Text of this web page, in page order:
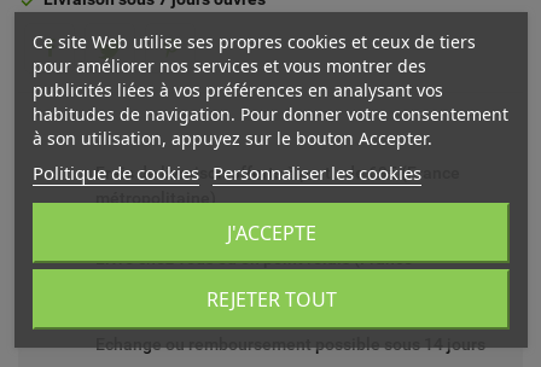
Frais de livraison offerts à partir de 69€ (France
métropolitaine)
Livré chez vous ou en point relais (France
Echange ou remboursement possible sous 14 jours
Ce site Web utilise ses propres cookies et ceux de tiers
pour améliorer nos services et vous montrer des
publicités liées à vos préférences en analysant vos
habitudes de navigation. Pour donner votre consentement
à son utilisation, appuyez sur le bouton Accepter.
Politique de cookies Personnaliser les cookies
REJETER TOUT
J'ACCEPTE